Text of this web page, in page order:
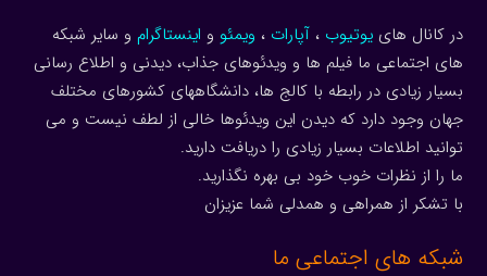
در کانال هاییوتیوب ، آپارات ، ویمئو و اینستاگرام و سایر شبکه
های اجتماعی ما فیلم ها و ویدئوهای جذاب، دیدنی و اطلاع رسانی
بسیار زیادی در رابطه با کالج ها، دانشگاههای کشورهای مختلف
جهان وجود دارد که دیدن این ویدئوها خالی از لطف نیست و می
توانید اطلاعات بسیار زیادی را دریافت دارید.
ما را از نظرات خوب خود بی بهره نگذارید.
با تشکر از همراهی و همدلی شما عزیزان
شبکه های اجتماعی ما